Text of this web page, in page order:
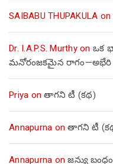
SAIBABU THUPAKULA on
Dr. I.A.P.S. Murthyon ఒక
మనోరంజకమైన రాగం—అభేరి
Priya onతాగని టీ (కథ)
Annapurna onతాగని టీ
Annapurna onజన్యు